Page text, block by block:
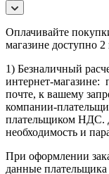
Оплачивайте
магазине доступно
1) Безналичный
интернет-магазине:
почте, к вашему
компании-
плательщиком НДС.
необходимость и
При оформлении
данные плательщика